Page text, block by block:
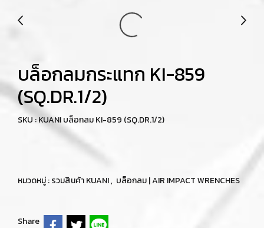
บล็อกลมกระแทก KI-859
(SQ.DR.1/2)
SKU : KUANI บล็อกลม KI-859 (SQ.DR.1/2)
หมวดหมู่ :รวมสินค้า KUANI, บล็อกลม | AIR IMPACT WRENCHES
Share